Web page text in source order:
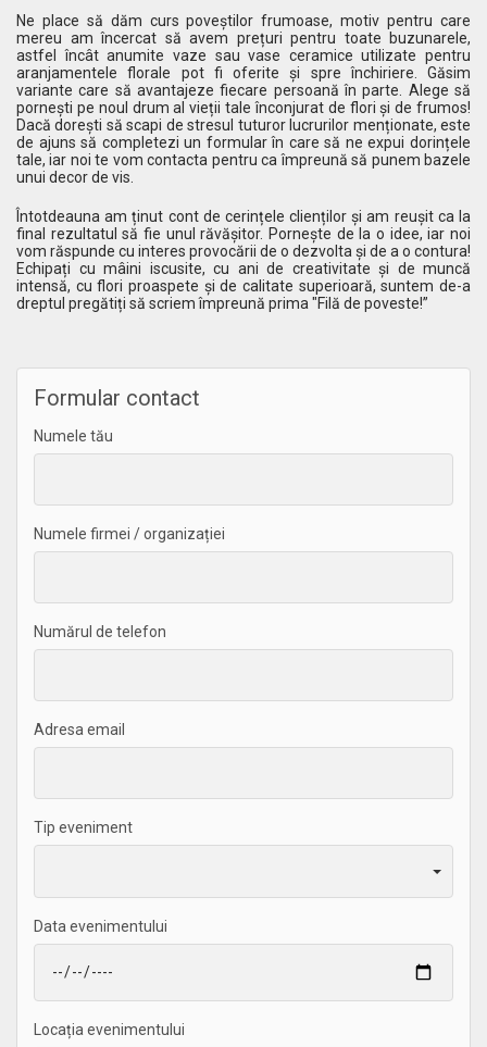
Ne place să dăm curs poveștilor frumoase, motiv pentru care
mereu am încercat să avem prețuri pentru toate buzunarele,
astfel încât anumite vaze sau vase ceramice utilizate pentru
aranjamentele florale pot fi oferite și spre închiriere. Găsim
variante care să avantajeze fiecare persoană în parte. Alege să
pornești pe noul drum al vieții tale înconjurat de flori și de frumos!
Dacă dorești să scapi de stresul tuturor lucrurilor menționate, este
de ajuns să completezi un formular în care să ne expui dorințele
tale, iar noi te vom contacta pentru ca împreună să punem bazele
unui decor de vis.
Întotdeauna am ținut cont de cerințele clienților și am reușit ca la
final rezultatul să fie unul răvășitor. Pornește de la o idee, iar noi
vom răspunde cu interes provocării de o dezvolta și de a o contura!
Echipați cu mâini iscusite, cu ani de creativitate și de muncă
intensă, cu flori proaspete și de calitate superioară, suntem de-a
dreptul pregătiți să scriem împreună prima "Filă de poveste!”
Formular contact
Numele tău
Numele firmei / organizației
Numărul de telefon
Adresa email
Tip eveniment
Data evenimentului
Locația evenimentului